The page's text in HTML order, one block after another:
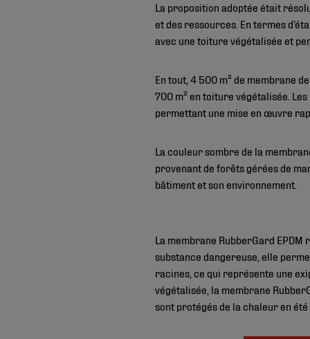
La proposition adoptée était
et des ressources. En termes
avec une toiture végétalisée et
En tout, 4 500 m² de membrane
700 m² en toiture végétalisée.
permettant une mise en œuvre
La couleur sombre de la
provenant de forêts gérées de
bâtiment et son environnement.
La membrane RubberGard
substance dangereuse, elle
racines, ce qui représente une
végétalisée, la membrane
sont protégés de la chaleur en